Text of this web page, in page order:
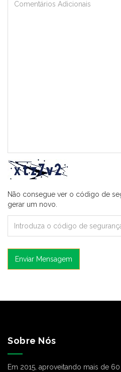
Não consegue ver o código de
gerar um novo.
Enviar Mensagem
Sobre Nós
Em 2015, aproveitando mais de